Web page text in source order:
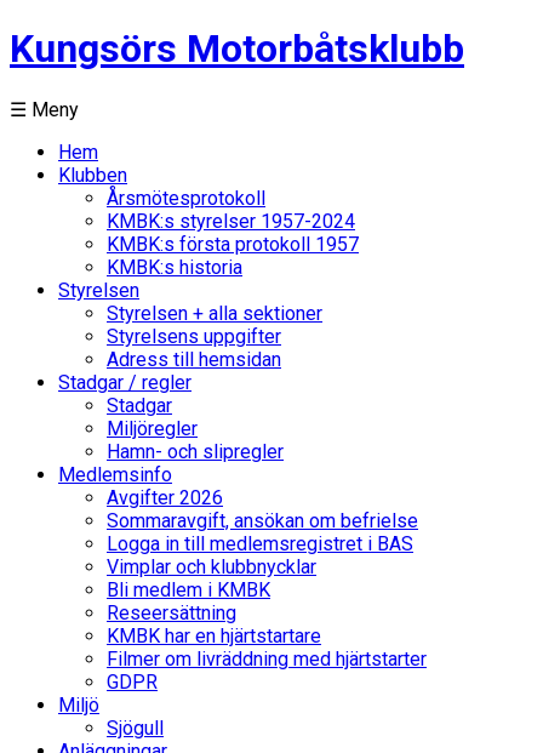
Kungsörs Motorbåtsklubb
☰ Meny
Hem
Klubben
Årsmötesprotokoll
KMBK:s styrelser 1957-2024
KMBK:s första protokoll 1957
KMBK:s historia
Styrelsen
Styrelsen + alla sektioner
Styrelsens uppgifter
Adress till hemsidan
Stadgar / regler
Stadgar
Miljöregler
Hamn- och slipregler
Medlemsinfo
Avgifter 2026
Sommaravgift, ansökan om befrielse
Logga in till medlemsregistret i BAS
Vimplar och klubbnycklar
Bli medlem i KMBK
Reseersättning
KMBK har en hjärtstartare
Filmer om livräddning med hjärtstarter
GDPR
Miljö
Sjögull